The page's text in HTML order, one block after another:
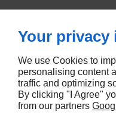
À PROPOS
Accueil
Contactez-nous
Mentions légales
Plan du site
Your
We use Cookies to
personalising content
traffic and optimizing
By clicking "I Agree"
from our partners